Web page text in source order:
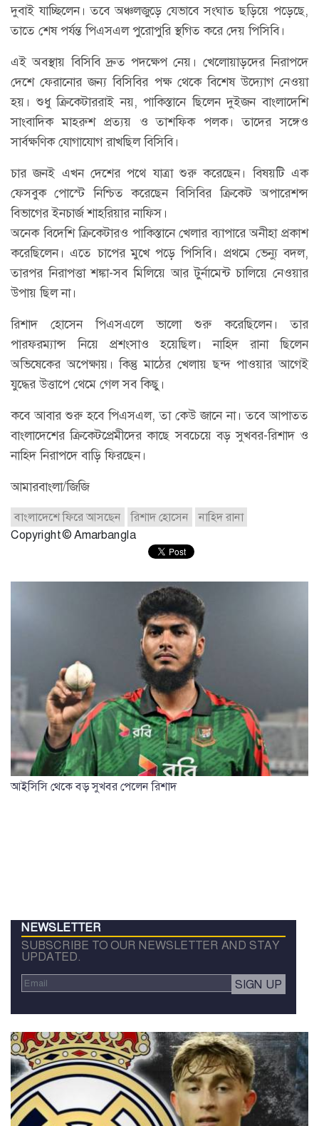
দুবাই যাচ্ছিলেন। তবে অঞ্চলজুড়ে যেভাবে সংঘাত ছড়িয়ে পড়েছে,
তাতে শেষ পর্যন্ত পিএসএল পুরোপুরি স্থগিত করে দেয় পিসিবি।
এই অবস্থায় বিসিবি দ্রুত পদক্ষেপ নেয়। খেলোয়াড়দের নিরাপদে
দেশে ফেরানোর জন্য বিসিবির পক্ষ থেকে বিশেষ উদ্যোগ নেওয়া
হয়। শুধু ক্রিকেটাররাই নয়, পাকিস্তানে ছিলেন দুইজন বাংলাদেশি
সাংবাদিক মাহরুশ প্রত্যয় ও তাশফিক পলক। তাদের সঙ্গেও
সার্বক্ষণিক যোগাযোগ রাখছিল বিসিবি।
চার জনই এখন দেশের পথে যাত্রা শুরু করেছেন। বিষয়টি এক
ফেসবুক পোস্টে নিশ্চিত করেছেন বিসিবির ক্রিকেট অপারেশন্স
বিভাগের ইনচার্জ শাহরিয়ার নাফিস।
অনেক বিদেশি ক্রিকেটারও পাকিস্তানে খেলার ব্যাপারে অনীহা প্রকাশ
করেছিলেন। এতে চাপের মুখে পড়ে পিসিবি। প্রথমে ভেন্যু বদল,
তারপর নিরাপত্তা শঙ্কা-সব মিলিয়ে আর টুর্নামেন্ট চালিয়ে নেওয়ার
উপায় ছিল না।
রিশাদ হোসেন পিএসএলে ভালো শুরু করেছিলেন। তার
পারফরম্যান্স নিয়ে প্রশংসাও হয়েছিল। নাহিদ রানা ছিলেন
অভিষেকের অপেক্ষায়। কিন্তু মাঠের খেলায় ছন্দ পাওয়ার আগেই
যুদ্ধের উত্তাপে থেমে গেল সব কিছু।
কবে আবার শুরু হবে পিএসএল, তা কেউ জানে না। তবে আপাতত
বাংলাদেশের ক্রিকেটপ্রেমীদের কাছে সবচেয়ে বড় সুখবর-রিশাদ ও
নাহিদ নিরাপদে বাড়ি ফিরছেন।
আমারবাংলা/জিজি
বাংলাদেশে ফিরে আসছেন রিশাদ হোসেন
নাহিদ রানা
Copyright © Amarbangla
আইসিসি থেকে বড় সুখবর পেলেন রিশাদ
NEWSLETTER
SUBSCRIBE TO OUR NEWSLETTER AND STAY
UPDATED.